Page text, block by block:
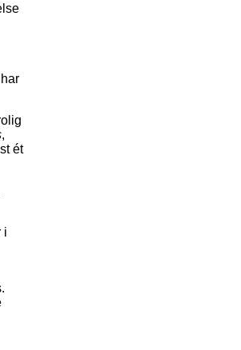
,
ét
i